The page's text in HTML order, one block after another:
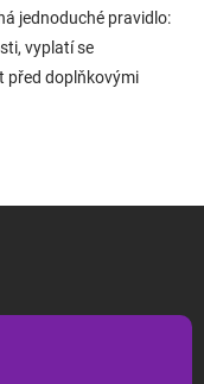
jednoduché pravidlo:
vyplatí se
před doplňkovými